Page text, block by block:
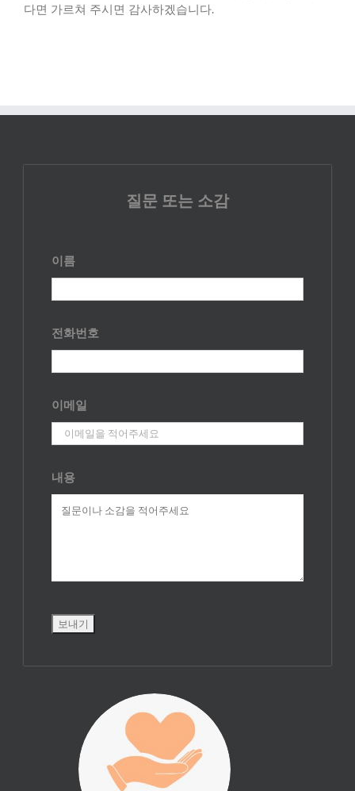
다면 가르쳐 주시면 감사하겠습니다.
질문 또는 소감
이름
전화번호
이메일
내용
진리횃불 사역은
여러분의 후원으